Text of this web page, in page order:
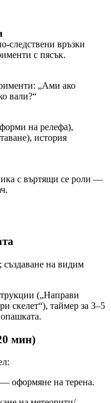
следствени връзки
с пясък.
„Ами ако
вали?“
на релефа),
история
с въртящи се роли —
създаване на видим
(„Направи
скелет“), таймер за 3–5
мин)
— оформяне на терена.